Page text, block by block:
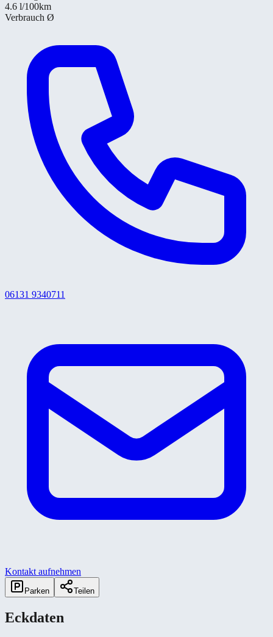
4.6 l/100km
Verbrauch Ø
06131 9340711
Kontakt aufnehmen
Parken Teilen
Eckdaten